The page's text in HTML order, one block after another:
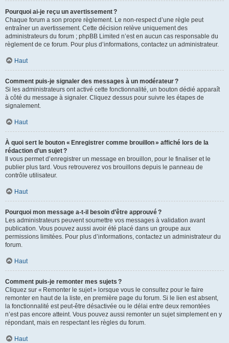
Pourquoi ai-je reçu un avertissement ?
Chaque forum a son propre règlement. Le non-respect d’une règle peut
entraîner un avertissement. Cette décision relève uniquement des
administrateurs du forum ; phpBB Limited n’est en aucun cas responsable du
règlement de ce forum. Pour plus d’informations, contactez un administrateur.
Haut
Comment puis-je signaler des messages à un modérateur ?
Si les administrateurs ont activé cette fonctionnalité, un bouton dédié apparaît
à côté du message à signaler. Cliquez dessus pour suivre les étapes de
signalement.
Haut
À quoi sert le bouton « Enregistrer comme brouillon » affiché lors de la
rédaction d’un sujet ?
Il vous permet d’enregistrer un message en brouillon, pour le finaliser et le
publier plus tard. Vous retrouverez vos brouillons depuis le panneau de
contrôle utilisateur.
Haut
Pourquoi mon message a-t-il besoin d’être approuvé ?
Les administrateurs peuvent soumettre vos messages à validation avant
publication. Vous pouvez aussi avoir été placé dans un groupe aux
permissions limitées. Pour plus d’informations, contactez un administrateur du
forum.
Haut
Comment puis-je remonter mes sujets ?
Cliquez sur « Remonter le sujet » lorsque vous le consultez pour le faire
remonter en haut de la liste, en première page du forum. Si le lien est absent,
la fonctionnalité est peut-être désactivée ou le délai entre deux remontées
n’est pas encore atteint. Vous pouvez aussi remonter un sujet simplement en y
répondant, mais en respectant les règles du forum.
Haut